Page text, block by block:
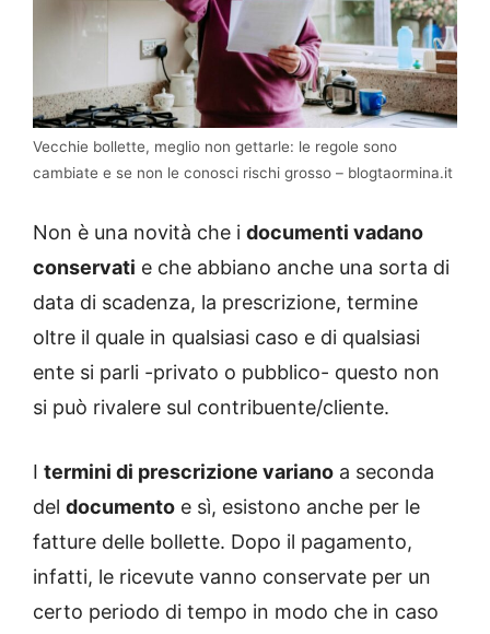
Vecchie bollette, meglio non gettarle: le regole sono
cambiate e se non le conosci rischi grosso – blogtaormina.it
Non è una novità che i documenti vadano
conservati e che abbiano anche una sorta di
data di scadenza, la prescrizione, termine
oltre il quale in qualsiasi caso e di qualsiasi
ente si parli -privato o pubblico- questo non
si può rivalere sul contribuente/cliente.
I termini di prescrizione variano a seconda
del documento e sì, esistono anche per le
fatture delle bollette. Dopo il pagamento,
infatti, le ricevute vanno conservate per un
certo periodo di tempo in modo che in caso